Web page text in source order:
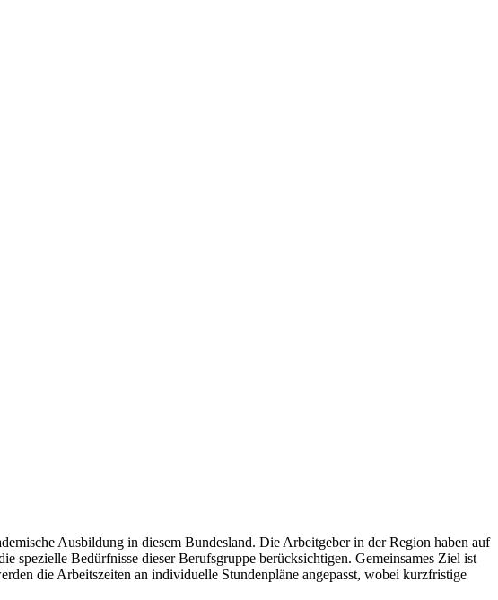
Ausbildung in diesem Bundesland. Die Arbeitgeber in der Region haben auf
spezielle Bedürfnisse dieser Berufsgruppe berücksichtigen. Gemeinsames Ziel ist
die Arbeitszeiten an individuelle Stundenpläne angepasst, wobei kurzfristige